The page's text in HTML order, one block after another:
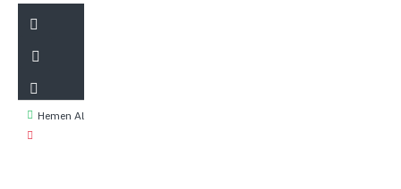
Hemen Al